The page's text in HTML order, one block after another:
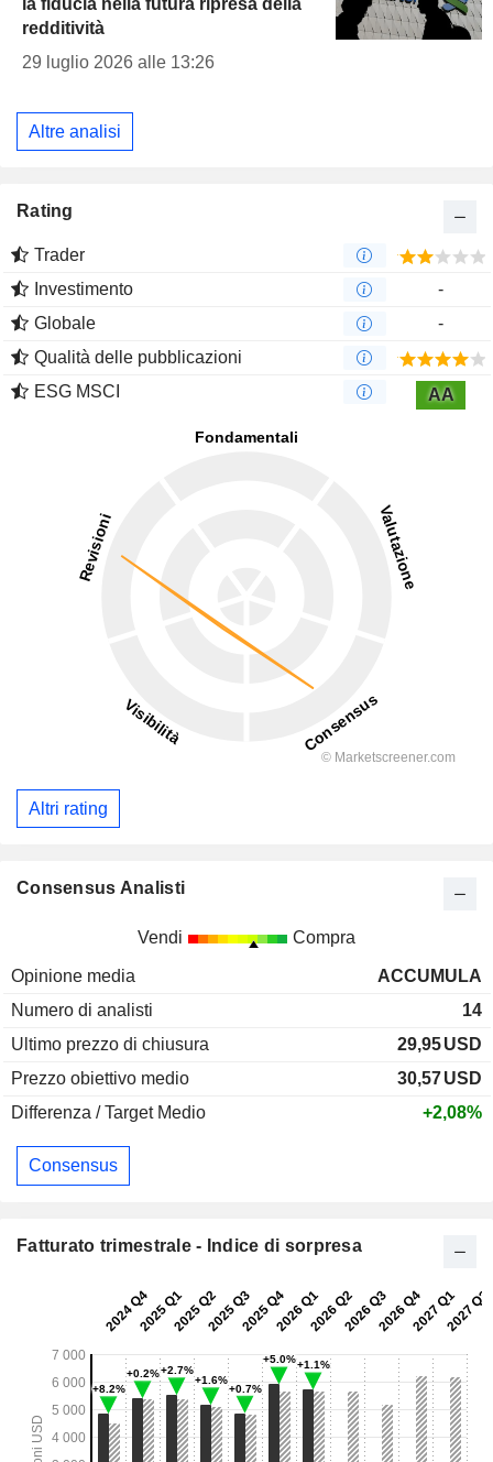
la fiducia nella futura ripresa della
redditività
29 luglio 2026 alle 13:26
Altre analisi
Rating
Trader
Investimento
-
Globale
-
Qualità delle pubblicazioni
ESG MSCI
AA
Altri rating
Consensus Analisti
Vendi Compra
Opinione media
ACCUMULA
Numero di analisti
14
Ultimo prezzo di chiusura
29,95USD
Prezzo obiettivo medio
30,57USD
Differenza / Target Medio
+2,08%
Consensus
Fatturato trimestrale - Indice di sorpresa